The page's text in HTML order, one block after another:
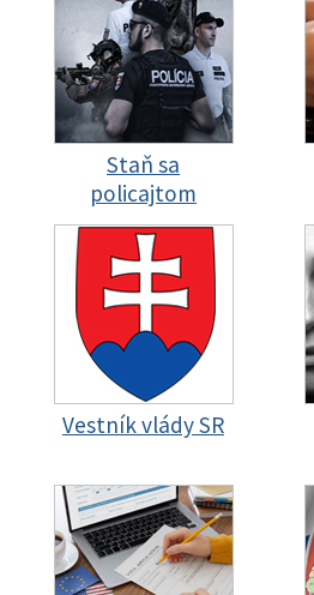
Staň sa
policajtom
Vestník vlády SR